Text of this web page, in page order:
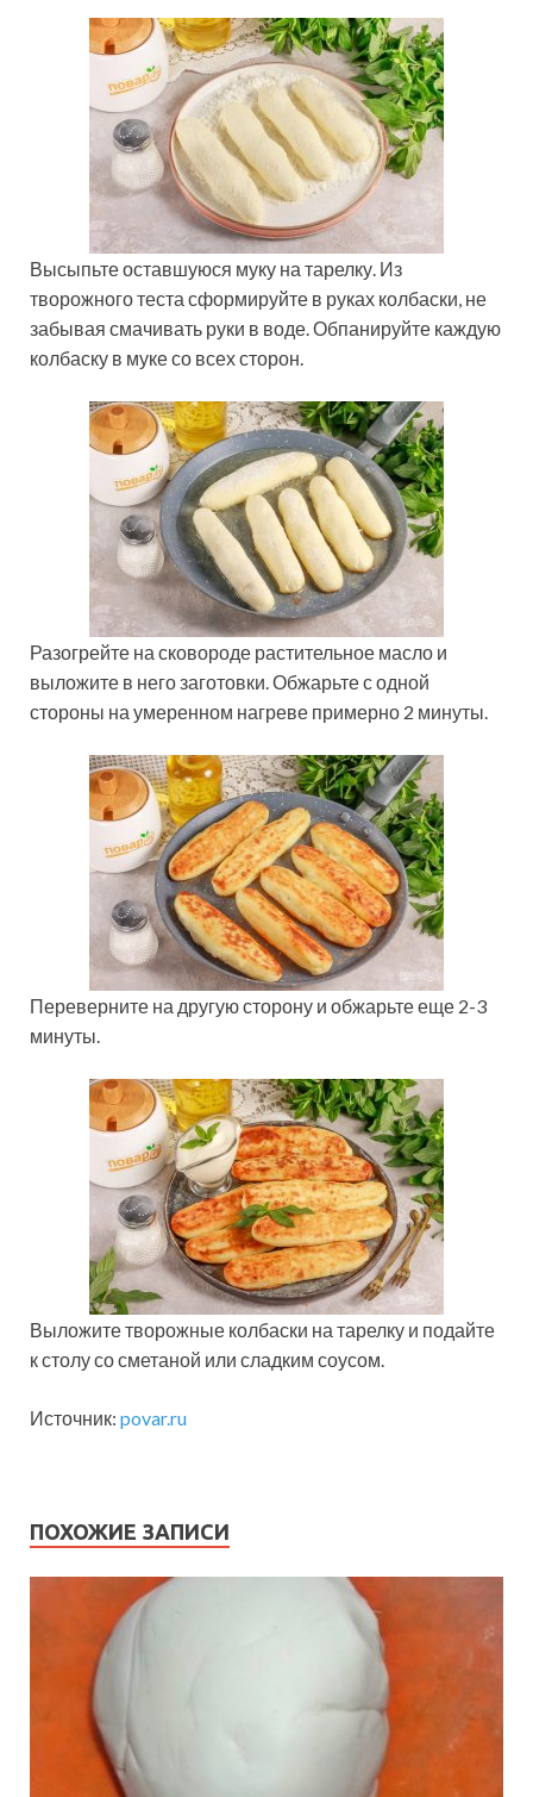
Высыпьте оставшуюся муку на тарелку. Из
творожного теста сформируйте в руках колбаски, не
забывая смачивать руки в воде. Обпанируйте каждую
колбаску в муке со всех сторон.
Разогрейте на сковороде растительное масло и
выложите в него заготовки. Обжарьте с одной
стороны на умеренном нагреве примерно 2 минуты.
Переверните на другую сторону и обжарьте еще 2-3
минуты.
Выложите творожные колбаски на тарелку и подайте
к столу со сметаной или сладким соусом.
Источник: povar.ru
ПОХОЖИЕ ЗАПИСИ